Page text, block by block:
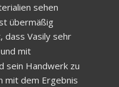
sehen
übermäßig
dass Vasily sehr
mit
sein Handwerk zu
mit dem Ergebnis